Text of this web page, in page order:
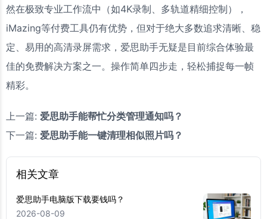
然在极致专业工作流中（如4K录制、多轨道精细控制），
iMazing等付费工具仍有优势，但对于绝大多数追求清晰、稳
定、易用的高清录屏需求，爱思助手无疑是目前综合体验最
佳的免费解决方案之一。操作简单四步走，轻松捕捉每一帧
精彩。
上一篇: 爱思助手能帮忙分类管理通知吗？
下一篇: 爱思助手能一键清理相似照片吗？
相关文章
爱思助手电脑版下载要钱吗？
2026-08-09